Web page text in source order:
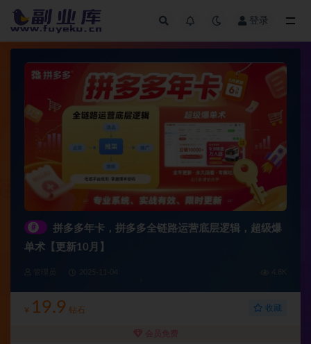
登录
#
拼多多年卡，拼多多全链路运营底层逻辑，超级爆
单术【更新10月】
¥ 19.9 钻石 收藏
会员免费